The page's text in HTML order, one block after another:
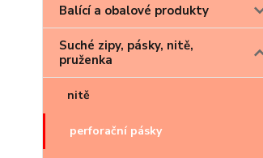
Balící a obalové produkty
Suché zipy, pásky, nitě,
pruženka
nitě
perforační pásky